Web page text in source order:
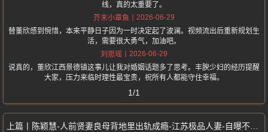
线，真的太重要了。
芥末小章鱼
2026-06-29
替董欣感到惋惜，本来平静日子因为一时决定起了波澜。视频流出后重新规划生
活，需要很大勇气，加油吧。
刘思瑶
2026-06-29
说真的，董欣江西景德镇这事儿让我对婚姻话题多了思考。丰腴少妇的经历提醒
大家，压力来临时理性最宝贵，祝所有人都能守住幸福。
1/1
陈颖慧-人前贤妻良母背地里出轨成瘾-江苏极品人妻-自曝不雅私密视频流出